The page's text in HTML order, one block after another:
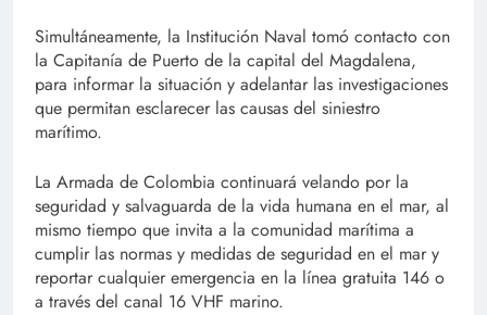
Simultáneamente, la Institución Naval tomó contacto con
la Capitanía de Puerto de la capital del Magdalena,
para informar la situación y adelantar las investigaciones
que permitan esclarecer las causas del siniestro
marítimo.
La Armada de Colombia continuará velando por la
seguridad y salvaguarda de la vida humana en el mar, al
mismo tiempo que invita a la comunidad marítima a
cumplir las normas y medidas de seguridad en el mar y
reportar cualquier emergencia en la línea gratuita 146 o
a través del canal 16 VHF marino.